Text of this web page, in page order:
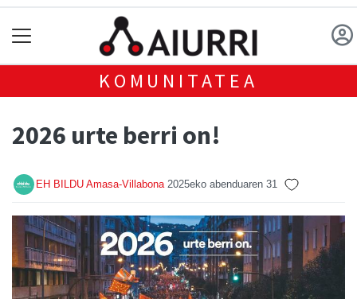
KOMUNITATEA
2026 urte berri on!
EH BILDU Amasa-Villabona 2025eko abenduaren 31